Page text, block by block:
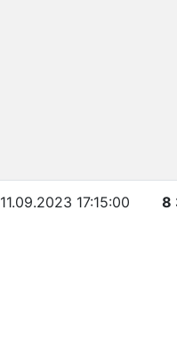
11.09.2023 17:15:00 8